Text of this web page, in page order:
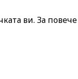
ви. За